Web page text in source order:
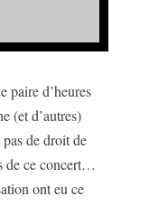
paire d’heures
(et d’autres)
de droit de
de ce concert…
ont eu ce